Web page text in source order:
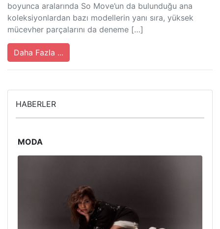
boyunca aralarında So Move’un da bulunduğu ana
koleksiyonlardan bazı modellerin yanı sıra, yüksek
mücevher parçalarını da deneme […]
Daha Fazla ...
HABERLER
MODA